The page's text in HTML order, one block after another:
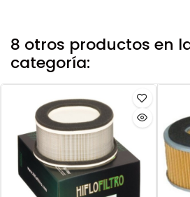
8 otros productos en
categoría: